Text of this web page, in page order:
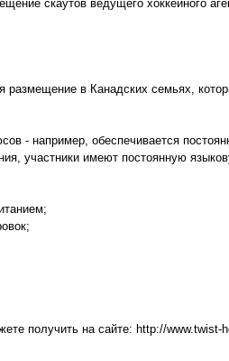
скаутов ведущего хоккейного
размещение в Канадских семьях,
- например, обеспечивается
участники имеют постоянную
получить на сайте: http://www.twist-